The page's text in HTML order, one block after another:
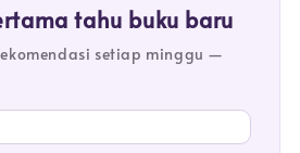
tahu buku baru
setiap minggu —